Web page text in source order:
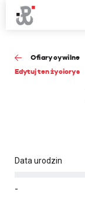
Ofiary cywilne
Edytuj ten życiorys
Data urodzin
-